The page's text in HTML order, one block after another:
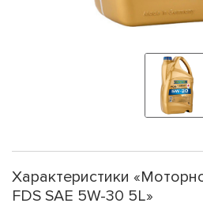
Характеристики
FDS SAE 5W-30 5L»